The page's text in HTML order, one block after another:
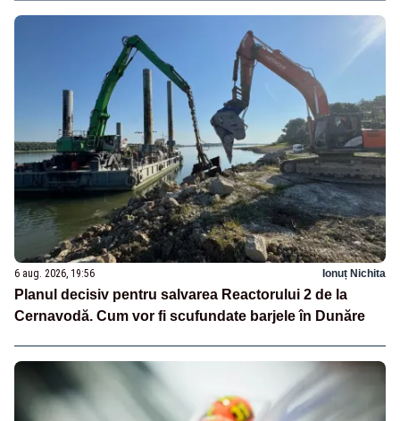
6 aug. 2026, 19:56 Ionuț Nichita
Planul decisiv pentru salvarea Reactorului 2 de la
Cernavodă. Cum vor fi scufundate barjele în Dunăre